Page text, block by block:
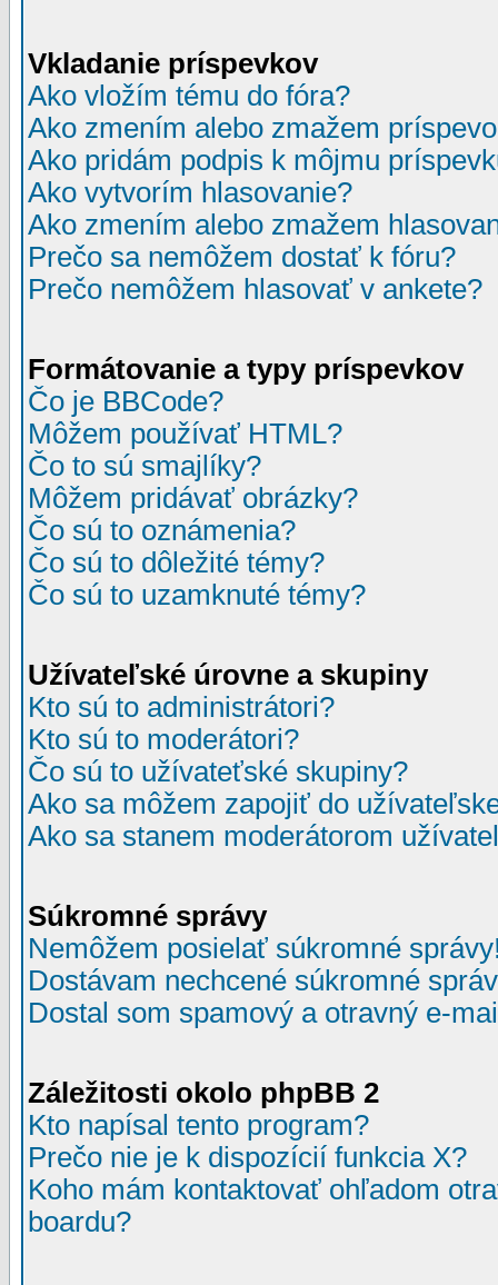
Vkladanie príspevkov
Ako vložím tému do fóra?
Ako zmením alebo zmažem
Ako pridám podpis k môjmu
Ako vytvorím hlasovanie?
Ako zmením alebo zmažem
Prečo sa nemôžem dostať k fóru?
Prečo nemôžem hlasovať v ankete?
Formátovanie a typy príspevkov
Čo je BBCode?
Môžem používať HTML?
Čo to sú smajlíky?
Môžem pridávať obrázky?
Čo sú to oznámenia?
Čo sú to dôležité témy?
Čo sú to uzamknuté témy?
Užívateľské úrovne a skupiny
Kto sú to administrátori?
Kto sú to moderátori?
Čo sú to užívateťské skupiny?
Ako sa môžem zapojiť do
Ako sa stanem moderátorom
Súkromné správy
Nemôžem posielať súkromné
Dostávam nechcené súkromné
Dostal som spamový a otravný e-
Záležitosti okolo phpBB 2
Kto napísal tento program?
Prečo nie je k dispozícií funkcia X?
Koho mám kontaktovať ohľadom
boardu?